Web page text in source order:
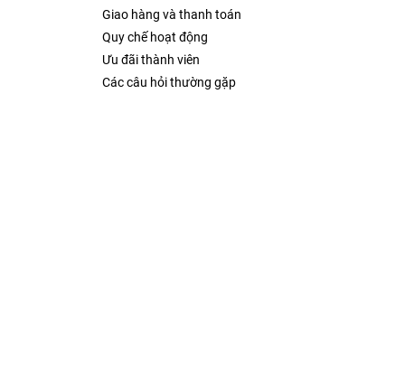
Giao hàng và thanh toán
Quy chế hoạt động
Ưu đãi thành viên
Các câu hỏi thường gặp